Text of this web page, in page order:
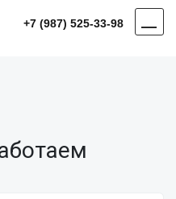
+7 (987) 525-33-98